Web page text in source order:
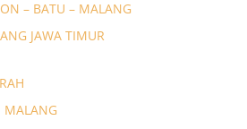
– BATU – MALANG
JAWA TIMUR
MALANG